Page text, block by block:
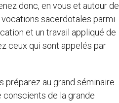
donc, en vous et autour de
sacerdotales parmi
et un travail appliqué de
ceux qui sont appelés par
préparez au grand séminaire
conscients de la grande